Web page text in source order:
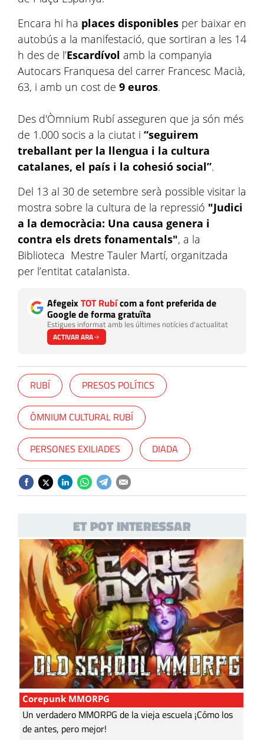
Encara hi ha places disponibles per baixar en
autobús a la manifestació, que sortiran a les 14
h des de l’Escardívol amb la companyia
Autocars Franquesa del carrer Francesc Macià,
63, i amb un cost de 9 euros.
Des d'Òmnium Rubí asseguren que ja són més
de 1.000 socis a la ciutat i “seguirem
treballant per la llengua i la cultura
catalanes, el país i la cohesió social”.
Del 13 al 30 de setembre serà possible visitar la
mostra sobre la cultura de la repressió "Judici
a la democràcia: Una causa genera i
contra els drets fonamentals", a la
Biblioteca Mestre Tauler Martí, organitzada
per l’entitat catalanista.
AfegeixTOT Rubícom a font preferida de
Google de forma gratuïta
Estigues informat amb les últimes notícies d'actualitat
ACTIVAR ARA
RUBÍ PRESOS POLÍTICS
ÒMNIUM CULTURAL RUBÍ
PERSONES EXILIADES DIADA
ET POT INTERESSAR
Corepunk MMORPG
Un verdadero MMORPG de la vieja escuela ¡Cómo los
de antes, pero mejor!